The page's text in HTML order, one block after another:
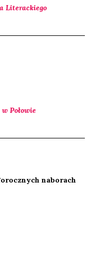
Lite­rac­kie­go
Poło­wie
nabo­rach